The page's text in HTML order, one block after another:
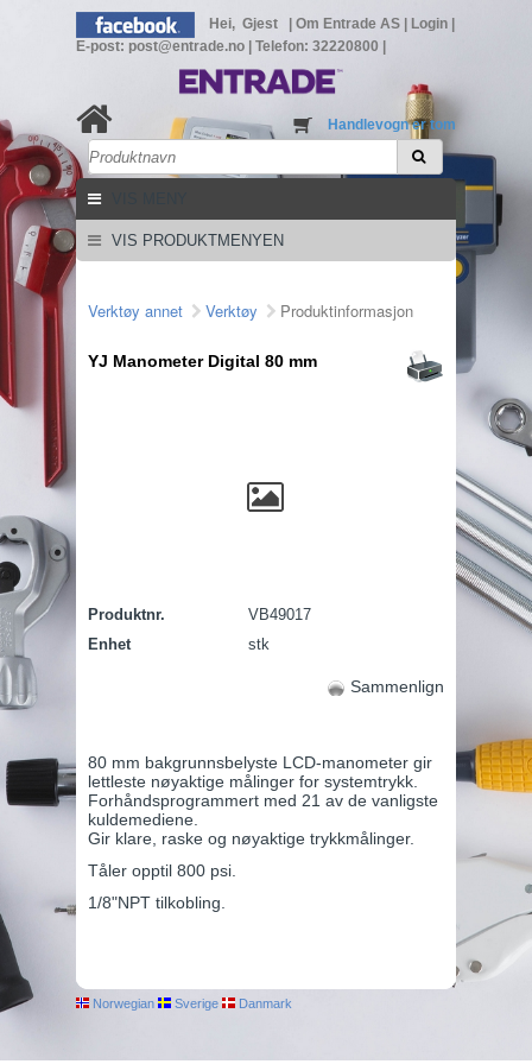
Hei, Gjest Om Entrade AS Login
E-post: post@entrade.no
Telefon: 32220800
Handlevogn er tom
VIS PRODUKTMENYEN
Verktøy annet Verktøy Produktinformasjon
YJ Manometer Digital 80 mm
Produktnr.
VB49017
Enhet
stk
Sammenlign
80 mm bakgrunnsbelyste LCD-manometer gir
lettleste nøyaktige målinger for systemtrykk.
Forhåndsprogrammert med 21 av de vanligste
kuldemediene.
Gir klare, raske og nøyaktige trykkmålinger.
Tåler opptil 800 psi.
1/8"NPT tilkobling.
Norwegian Sverige Danmark